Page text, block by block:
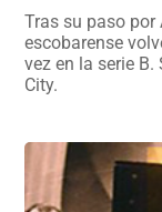
Tras su paso por
escobarense
vez en la serie
City.